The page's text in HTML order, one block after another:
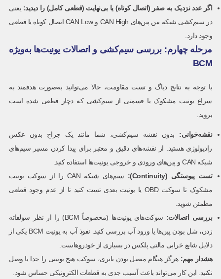
اگر عدد نزدیک به صفر (اتصال کوتاه) یا بی‌نهایت (قطعی کامل) را دیدید: یعنی
در سیم‌کشی شبکه بین پین‌های CAN High و CAN Low اتصال کوتاه یا قطعی
وجود دارد.
مرحله چهارم: بررسی سیم‌کشی و اتصالات یونیت‌ها به‌ویژه
BCM
با توجه به نتایج دیاگ و تست مقاومت، حالا می‌توانید به‌صورت هدفمند به
سراغ یونیت مشکوک یا قسمتی از سیم‌کشی که دچار قطعی شده است
بروید.
نقشه‌خوانی: بدون نقشه سیم‌کشی، شما مانند یک جراح بدون عکس
رادیولوژی هستید. از نقشه‌های دقیق و معتبر برای پیدا کردن مسیر سیم‌های
شبکه CAN و پین‌های ورودی و خروجی یونیت‌ها استفاده کنید.
تست پیوستگی (Continuity):
سیم‌های شبکه CAN را از سوکت یونیت
مشکوک تا سوکت OBD یا یونیت بعدی تست کنید تا از عدم وجود قطعی
مطمئن شوید.
بررسی اتصالات:
سوکت‌های یونیت‌ها (مخصوصاً BCM) را از نظر سولفاته
زدن، شل بودن پین‌ها یا ورود آب بررسی کنید. نفوذ آب به یونیت BCM یکی از
دلایل شایع خرابی مالتی پلکس در بسیاری از خودروهاست.
هشدار مهم: هرگز هنگام متصل بودن باتری، سوکت هیچ یونیتی را جدا یا وصل
نکنید. این کار می‌تواند باعث آسیب جدی به قطعات الکترونیکی حساس شود.